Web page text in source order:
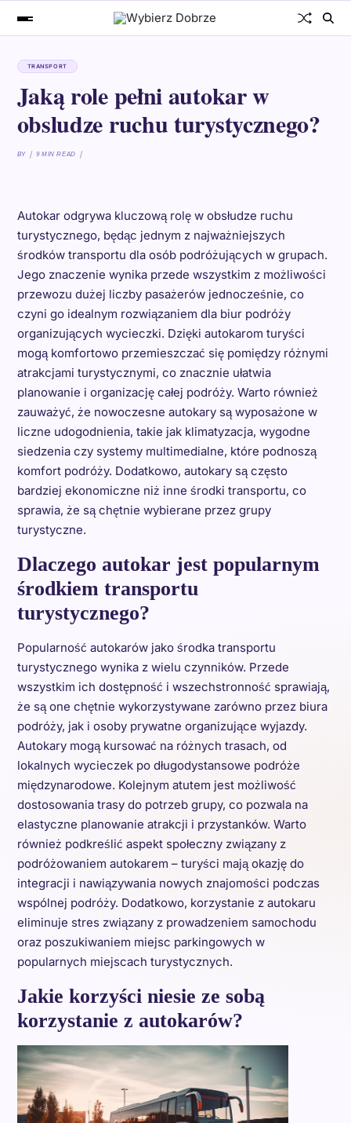
TRANSPORT
Jaką role pełni autokar w
obsludze ruchu turystycznego?
BY 9 MIN READ
Autokar odgrywa kluczową rolę w obsłudze ruchu
turystycznego, będąc jednym z najważniejszych
środków transportu dla osób podróżujących w grupach.
Jego znaczenie wynika przede wszystkim z możliwości
przewozu dużej liczby pasażerów jednocześnie, co
czyni go idealnym rozwiązaniem dla biur podróży
organizujących wycieczki. Dzięki autokarom turyści
mogą komfortowo przemieszczać się pomiędzy różnymi
atrakcjami turystycznymi, co znacznie ułatwia
planowanie i organizację całej podróży. Warto również
zauważyć, że nowoczesne autokary są wyposażone w
liczne udogodnienia, takie jak klimatyzacja, wygodne
siedzenia czy systemy multimedialne, które podnoszą
komfort podróży. Dodatkowo, autokary są często
bardziej ekonomiczne niż inne środki transportu, co
sprawia, że są chętnie wybierane przez grupy
turystyczne.
Dlaczego autokar jest popularnym
środkiem transportu
turystycznego?
Popularność autokarów jako środka transportu
turystycznego wynika z wielu czynników. Przede
wszystkim ich dostępność i wszechstronność sprawiają,
że są one chętnie wykorzystywane zarówno przez biura
podróży, jak i osoby prywatne organizujące wyjazdy.
Autokary mogą kursować na różnych trasach, od
lokalnych wycieczek po długodystansowe podróże
międzynarodowe. Kolejnym atutem jest możliwość
dostosowania trasy do potrzeb grupy, co pozwala na
elastyczne planowanie atrakcji i przystanków. Warto
również podkreślić aspekt społeczny związany z
podróżowaniem autokarem – turyści mają okazję do
integracji i nawiązywania nowych znajomości podczas
wspólnej podróży. Dodatkowo, korzystanie z autokaru
eliminuje stres związany z prowadzeniem samochodu
oraz poszukiwaniem miejsc parkingowych w
popularnych miejscach turystycznych.
Jakie korzyści niesie ze sobą
korzystanie z autokarów?